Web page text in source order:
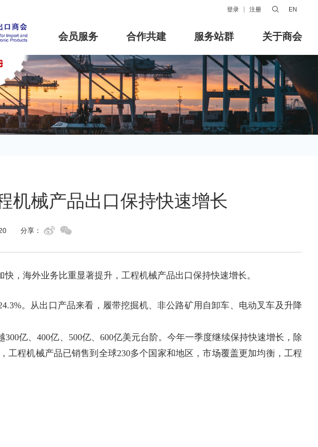
登录 注册 EN
会员服务 合作共建 服务站群 关于商会
机械产品出口保持快速增长
分享：
海外业务比重显著提升，工程机械产品出口保持快速增长。
。从出口产品来看，履带挖掘机、非公路矿用自卸车、电动叉车及升降
亿、400亿、500亿、600亿美元台阶。今年一季度继续保持快速增长，除
程机械产品已销售到全球230多个国家和地区，市场覆盖更加均衡，工程